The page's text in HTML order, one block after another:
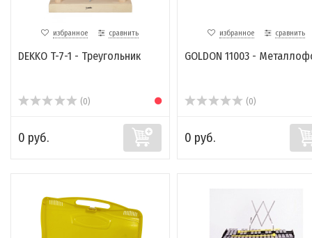
избранное сравнить
DEKKO T-7-1 - Треугольник
(0)
0 руб.
избранное сравнить
GOLDON 11003 -
(0)
0 руб.